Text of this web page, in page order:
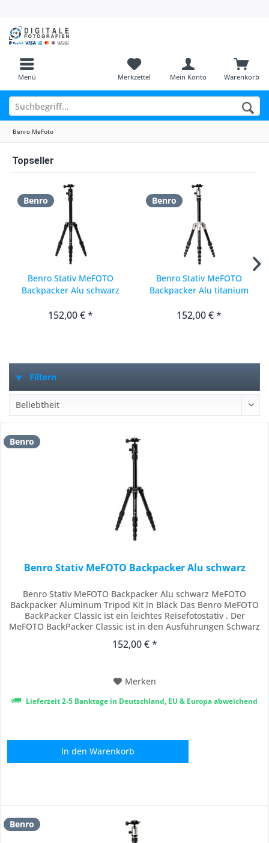
Menü Warenkorb
Merkzettel Mein Konto
Benro MeFoto
Topseller
Benro
Benro Stativ MeFOTO
Backpacker Alu schwarz
152,00 € *
Benro
Benro Stativ MeFOTO
Backpacker Alu titanium
152,00 € *
Filtern
Benro
Benro Stativ MeFOTO Backpacker Alu schwarz
Benro Stativ MeFOTO Backpacker Alu schwarz MeFOTO
Backpacker Aluminum Tripod Kit in Black Das Benro MeFOTO
BackPacker Classic ist ein leichtes Reisefotostativ . Der
MeFOTO BackPacker Classic ist in den Ausführungen Schwarz
15,4"" groß, wenn es zusammengeklappt ist, und 61,6"", wenn
152,00 € *
Merken
Lieferzeit 2-5 Banktage in Deutschland, EU & Europa abweichend
In den Warenkorb
Benro